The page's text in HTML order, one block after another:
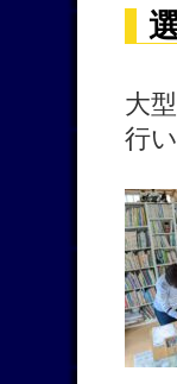
大
行